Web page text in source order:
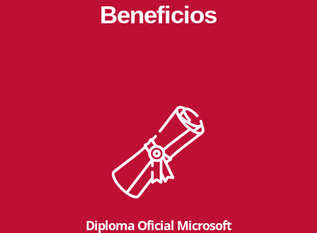
Beneficios
Diploma Oficial Microsoft